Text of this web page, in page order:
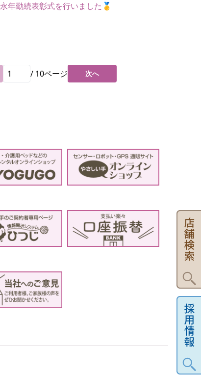
永年勤続表彰式を行いました🥇
/ 10ページ 次へ